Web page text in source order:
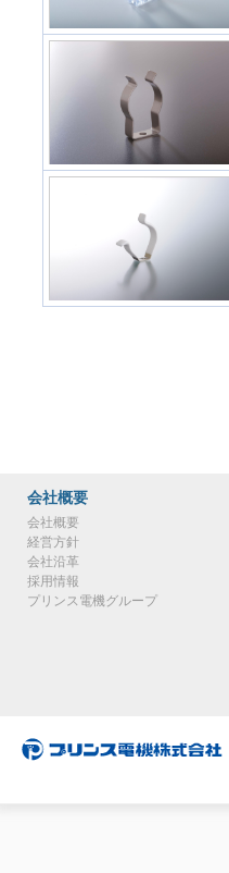
会社概要
会社概要
経営方針
会社沿革
採用情報
プリンス電機グループ